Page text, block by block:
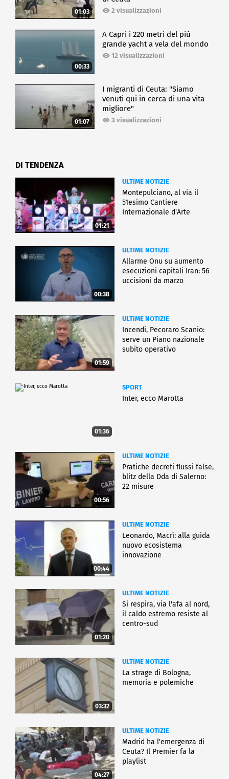
01:03 2 visualizzazioni
00:33
A Capri i 220 metri del più
grande yacht a vela del mondo
12 visualizzazioni
01:07
I migranti di Ceuta: "Siamo
venuti qui in cerca di una vita
migliore"
3 visualizzazioni
DI TENDENZA
01:21
ULTIME NOTIZIE
Montepulciano, al via il
51esimo Cantiere
Internazionale d'Arte
00:38
ULTIME NOTIZIE
Allarme Onu su aumento
esecuzioni capitali Iran: 56
uccisioni da marzo
01:59
ULTIME NOTIZIE
Incendi, Pecoraro Scanio:
serve un Piano nazionale
subito operativo
01:36
SPORT
Inter, ecco Marotta
00:56
ULTIME NOTIZIE
Pratiche decreti flussi false,
blitz della Dda di Salerno:
22 misure
00:44
ULTIME NOTIZIE
Leonardo, Macrì: alla guida
nuovo ecosistema
innovazione
01:20
ULTIME NOTIZIE
Si respira, via l'afa al nord,
il caldo estremo resiste al
centro-sud
03:32
ULTIME NOTIZIE
La strage di Bologna,
memoria e polemiche
04:27
ULTIME NOTIZIE
Madrid ha l'emergenza di
Ceuta? Il Premier fa la
playlist